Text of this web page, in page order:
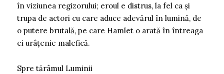
în viziunea regizorului; eroul e distrus, la fel ca și
trupa de actori cu care aduce adevărul în lumină, de
o putere brutală, pe care Hamlet o arată în întreaga
ei urâțenie malefică.
Spre tărâmul Luminii